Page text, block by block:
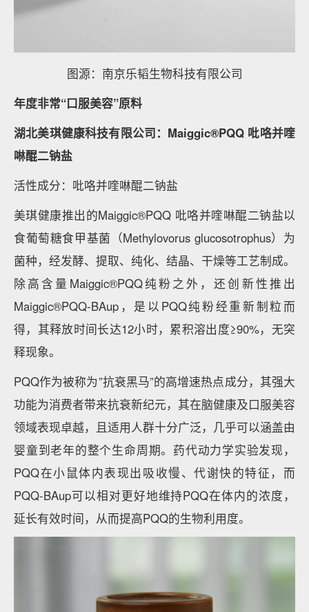
图源：南京乐韬生物科技有限公司
年度非常“口服美容”原料
湖北美琪健康科技有限公司：Maiggic®PQQ 吡咯并喹
啉醌二钠盐
活性成分：吡咯并喹啉醌二钠盐
美琪健康推出的Maiggic®PQQ 吡咯并喹啉醌二钠盐以
食葡萄糖食甲基菌（Methylovorus glucosotrophus）为
菌种，经发酵、提取、纯化、结晶、干燥等工艺制成。
除高含量Maiggic®PQQ纯粉之外，还创新性推出
Maiggic®PQQ-BAup，是以PQQ纯粉经重新制粒而
得，其释放时间长达12小时，累积溶出度≥90%，无突
释现象。
PQQ作为被称为”抗衰黑马”的高增速热点成分，其强大
功能为消费者带来抗衰新纪元，其在脑健康及口服美容
领域表现卓越，且适用人群十分广泛，几乎可以涵盖由
婴童到老年的整个生命周期。药代动力学实验发现，
PQQ在小鼠体内表现出吸收慢、代谢快的特征，而
PQQ-BAup可以相对更好地维持PQQ在体内的浓度，
延长有效时间，从而提高PQQ的生物利用度。